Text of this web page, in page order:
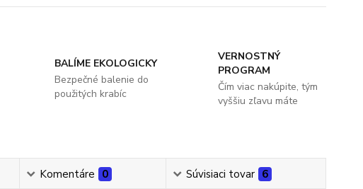
BALÍME EKOLOGICKY
Bezpečné balenie do
použitých krabíc
VERNOSTNÝ
PROGRAM
Čím viac nakúpite, tým
vyššiu zľavu máte
Komentáre 0 Súvisiaci tovar 6